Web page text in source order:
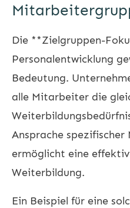
Die **Zielgruppen-
Personalentwicklung
Bedeutung.
alle Mitarbeiter die
Ansprache
ermöglicht eine
Weiterbildung.
Ein Beispiel für eine